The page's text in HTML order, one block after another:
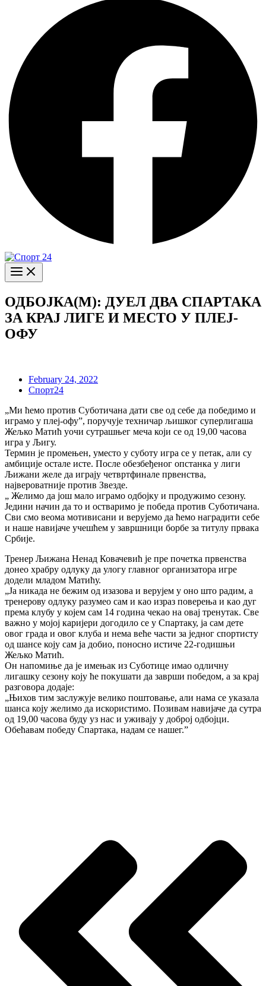
ОДБОЈКА(М): ДУЕЛ ДВА СПАРТАКА
ЗА КРАЈ ЛИГЕ И МЕСТО У ПЛЕЈ-
ОФУ
February 24, 2022
Спорт24
„Ми ћемо против Суботичана дати све од себе да победимо и
играмо у плеј-офу”, поручује техничар љишког суперлигаша
Жељко Матић уочи сутрашњег меча који се од 19,00 часова
игра у Љигу.
Термин је промењен, уместо у суботу игра се у петак, али су
амбиције остале исте. После обезбеђеног опстанка у лиги
Љижани желе да играју четвртфинале првенства,
највероватније против Звезде.
„ Желимо да још мало играмо одбојку и продужимо сезону.
Једини начин да то и остваримо је победа против Суботичана.
Сви смо веома мотивисани и верујемо да ћемо наградити себе
и наше навијаче учешћем у завршници борбе за титулу првака
Србије.
Тренер Љижана Ненад Ковачевић је пре почетка првенства
донео храбру одлуку да улогу главног организатора игре
додели младом Матићу.
„Ја никада не бежим од изазова и верујем у оно што радим, а
тренерову одлуку разумео сам и као израз поверења и као дуг
према клубу у којем сам 14 година чекао на овај тренутак. Све
важно у мојој каријери догодило се у Спартаку, ја сам дете
овог града и овог клуба и нема веће части за једног спортисту
од шансе коју сам ја добио, поносно истиче 22-годишњи
Жељко Матић.
Он напомиње да је имењак из Суботице имао одличну
лигашку сезону коју ће покушати да заврши победом, а за крај
разговора додаје:
„Њихов тим заслужује велико поштовање, али нама се указала
шанса коју желимо да искористимо. Позивам навијаче да сутра
од 19,00 часова буду уз нас и уживају у доброј одбојци.
Обећавам победу Спартака, надам се нашег.”